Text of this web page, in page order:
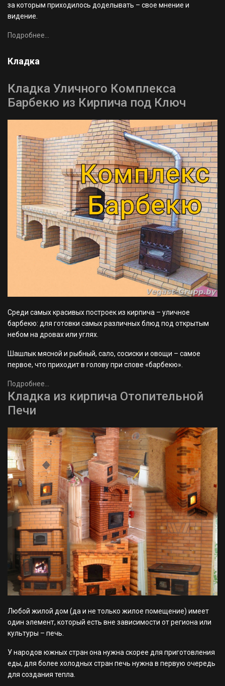
за которым приходилось доделывать – свое мнение и
видение.
Подробнее...
Кладка
Кладка Уличного Комплекса
Барбекю из Кирпича под Ключ
Среди самых красивых построек из кирпича – уличное
барбекю: для готовки самых различных блюд под открытым
небом на дровах или углях.
Шашлык мясной и рыбный, сало, сосиски и овощи – самое
первое, что приходит в голову при слове «барбекю».
Подробнее...
Кладка из кирпича Отопительной
Печи
Любой жилой дом (да и не только жилое помещение) имеет
один элемент, который есть вне зависимости от региона или
культуры – печь.
У народов южных стран она нужна скорее для приготовления
еды, для более холодных стран печь нужна в первую очередь
для создания тепла.